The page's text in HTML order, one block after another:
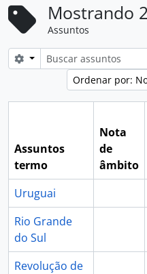
Mostrando
Assuntos
Opções de busca
Ordenar por:
Assuntos
termo
Nota
de
âmbito
Uruguai
Rio Grande
do Sul
Revolução de